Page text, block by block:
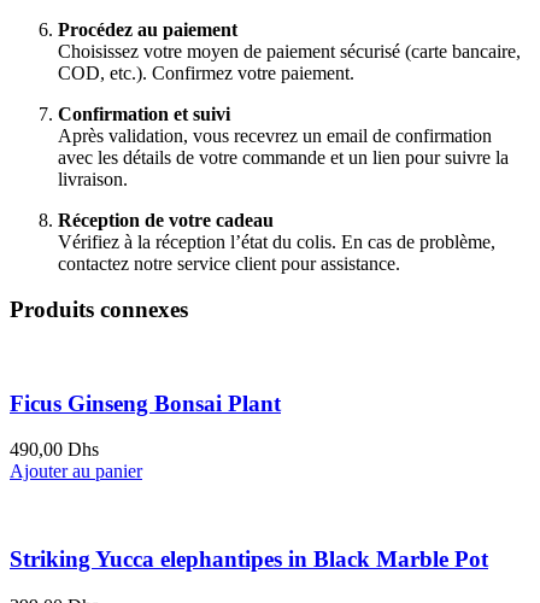
Procédez au paiement
Choisissez votre moyen de paiement sécurisé (carte bancaire,
COD, etc.). Confirmez votre paiement.
Confirmation et suivi
Après validation, vous recevrez un email de confirmation
avec les détails de votre commande et un lien pour suivre la
livraison.
Réception de votre cadeau
Vérifiez à la réception l’état du colis. En cas de problème,
contactez notre service client pour assistance.
Produits connexes
Ficus Ginseng Bonsai Plant
490,00 Dhs
Ajouter au panier
Striking Yucca elephantipes in Black Marble Pot